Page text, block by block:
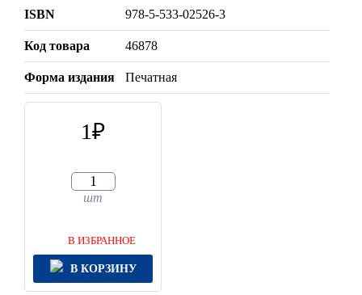
ISBN 978-5-533-02526-3
Код товара 46878
Форма издания Печатная
1
шт
В ИЗБРАННОЕ
В КОРЗИНУ